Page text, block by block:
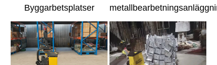
Byggarbetsplatser